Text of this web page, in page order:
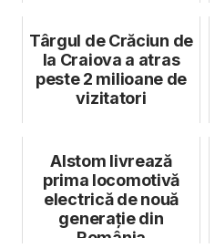
Târgul de Crăciun de
la Craiova a atras
peste 2 milioane de
vizitatori
Alstom livrează
prima locomotivă
electrică de nouă
generație din
România